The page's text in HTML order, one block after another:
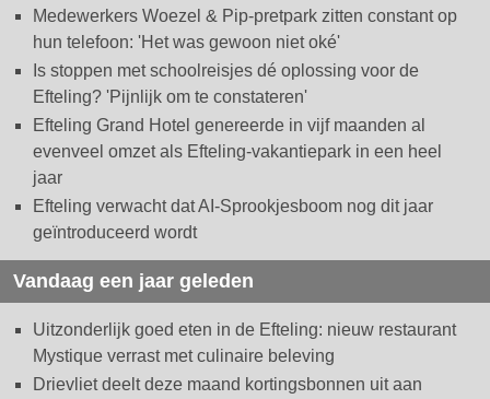
Medewerkers Woezel & Pip-pretpark zitten constant op
hun telefoon: 'Het was gewoon niet oké'
Is stoppen met schoolreisjes dé oplossing voor de
Efteling? 'Pijnlijk om te constateren'
Efteling Grand Hotel genereerde in vijf maanden al
evenveel omzet als Efteling-vakantiepark in een heel
jaar
Efteling verwacht dat AI-Sprookjesboom nog dit jaar
geïntroduceerd wordt
Vandaag een jaar geleden
Uitzonderlijk goed eten in de Efteling: nieuw restaurant
Mystique verrast met culinaire beleving
Drievliet deelt deze maand kortingsbonnen uit aan